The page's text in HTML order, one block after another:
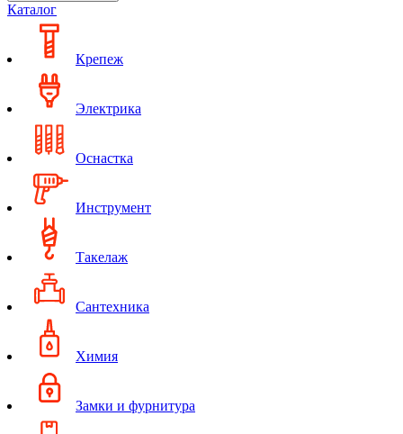
Каталог
Крепеж
Электрика
Оснастка
Инструмент
Такелаж
Сантехника
Химия
Замки и фурнитура